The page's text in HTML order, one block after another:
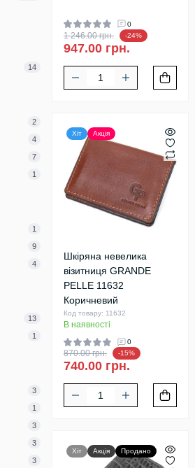
14
2
4
7
1
1
9
4
13
1
3
1
3
3
3
0
1 246.00 грн. -24%
947.00 грн.
Хіт Акція
Шкіряна невелика
візитниця GRANDE
PELLE 11632
Коричневий
Код товару: 11632
В наявності
0
870.00 грн. -15%
740.00 грн.
Хіт Акція Продано